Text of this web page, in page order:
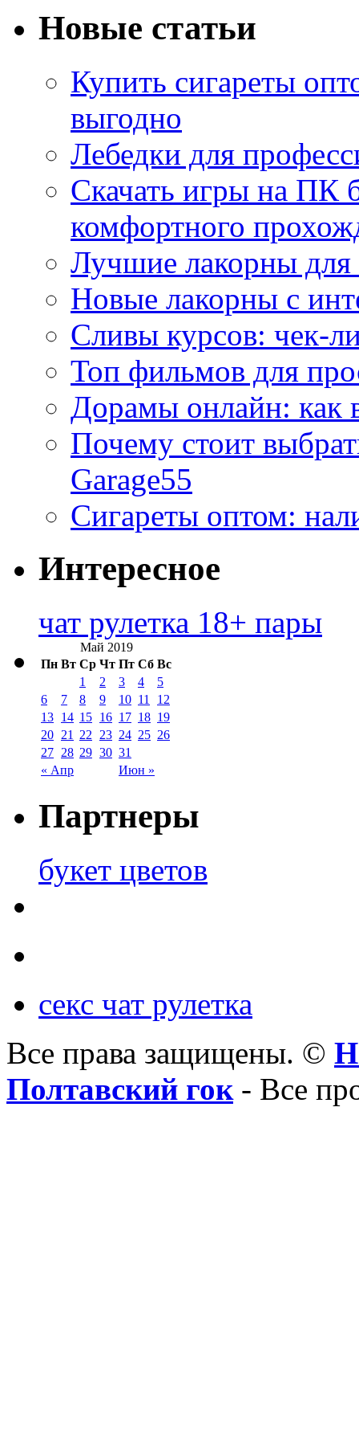
Новые статьи
Купить сигареты
выгодно
Лебедки для
Скачать игры на ПК
комфортного
Лучшие лакорны для
Новые лакорны с
Сливы курсов: чек-
Топ фильмов для
Дорамы онлайн: как
Почему стоит
Garage55
Сигареты оптом:
Интересное
чат рулетка 18+ пары
Май 2019
Пн Вт Ср Чт Пт Сб Вс
« Апр Июн »
1 2 3 4
5
6
7 8 9 10 11
12
13 14 15 16 17 18 19
20 21 22 23 24 25 26
27 28 29 30 31
Партнеры
букет цветов
секс чат рулетка
Все права защищены. ©
Полтавский гок- Все